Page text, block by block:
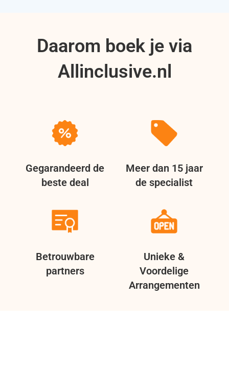
Daarom boek je via
Allinclusive.nl
Gegarandeerd de
beste deal
Meer dan 15 jaar
de specialist
Betrouwbare
partners
Unieke &
Voordelige
Arrangementen